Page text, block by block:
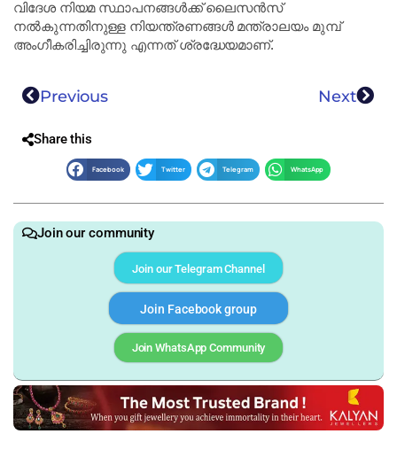
വിദേശ നിയമ സ്ഥാപനങ്ങൾക്ക് ലൈസൻസ്
നൽകുന്നതിനുള്ള നിയന്ത്രണങ്ങൾ മന്ത്രാലയം മുമ്പ്
അംഗീകരിച്ചിരുന്നു എന്നത് ശ്രദ്ധേയമാണ്.
Previous Next
Share this
Facebook Twitter Telegram WhatsApp
Join our community
Join our Telegram Channel
Join Facebook group
Join WhatsApp Community